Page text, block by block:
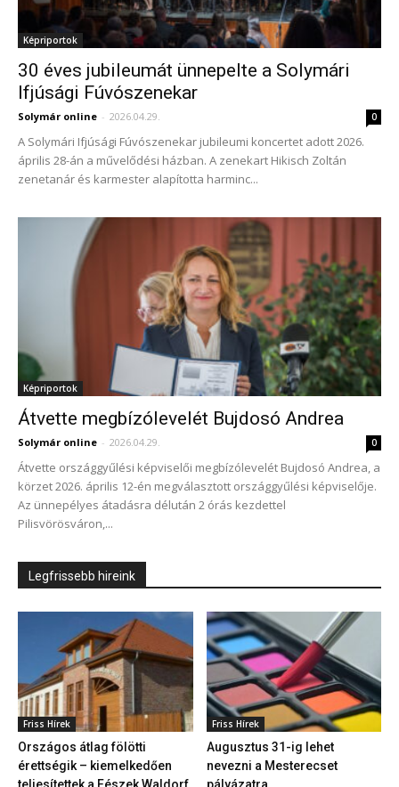
Képriportok
30 éves jubileumát ünnepelte a Solymári
Ifjúsági Fúvószenekar
Solymár online - 2026.04.29. 0
A Solymári Ifjúsági Fúvószenekar jubileumi koncertet adott 2026.
április 28-án a művelődési házban. A zenekart Hikisch Zoltán
zenetanár és karmester alapította harminc...
Képriportok
Átvette megbízólevelét Bujdosó Andrea
Solymár online - 2026.04.29. 0
Átvette országgyűlési képviselői megbízólevelét Bujdosó Andrea, a
körzet 2026. április 12-én megválasztott országgyűlési képviselője.
Az ünnepélyes átadásra délután 2 órás kezdettel
Pilisvörösváron,...
Legfrissebb hireink
Friss Hírek
Országos átlag fölötti
érettségik – kiemelkedően
Friss Hírek
Augusztus 31-ig lehet
nevezni a Mesterecset